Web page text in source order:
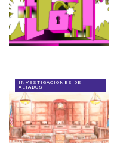
INVESTIGACIONES DE
ALIADOS